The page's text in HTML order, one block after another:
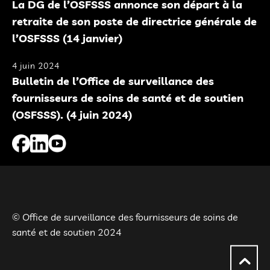
La DG de l’OSFSSS annonce son départ à la
retraite de son poste de directrice générale de
l’OSFSSS (14 janvier)
4 juin 2024
Bulletin de l’Office de surveillance des
fournisseurs de soins de santé et de soutien
(OSFSSS). (4 juin 2024)
© Office de surveillance des fournisseurs de soins de
santé et de soutien 2024